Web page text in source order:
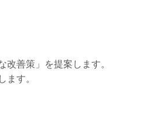
善策」を提案します。
ます。